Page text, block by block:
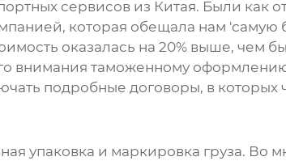
сервисов из Китая. Были как
которая обещала нам 'самую
оказалась на 20% выше, чем
внимания таможенному
подробные договоры, в которых
упаковка и маркировка груза. Во